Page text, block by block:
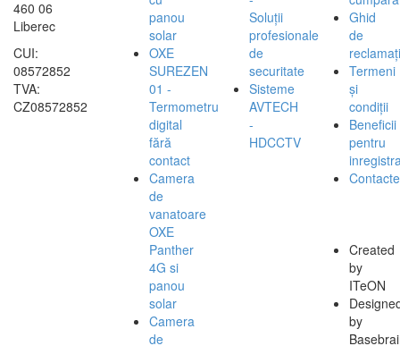
460 06
Liberec
CUI:
08572852
TVA:
CZ08572852
panou
solar
OXE
SUREZEN
01 -
Termometru
digital
fără
contact
Camera
de
vanatoare
OXE
Panther
4G si
panou
solar
Camera
de
Soluții
profesionale
de
securitate
Sisteme
AVTECH
-
HDCCTV
Ghid
de
Termeni
și
condiții
Beneficii
pentru
Contacte
Created
by
ITeON
by